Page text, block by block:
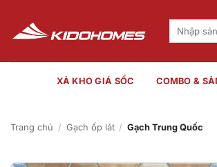
nội
dung
Tìm
XẢ KHO GIÁ SỐC COMBO &
Trang chủ / Gạch ốp lát / Gạch Trung Quốc